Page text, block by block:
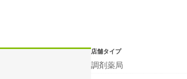
店舗タイプ
調剤薬局